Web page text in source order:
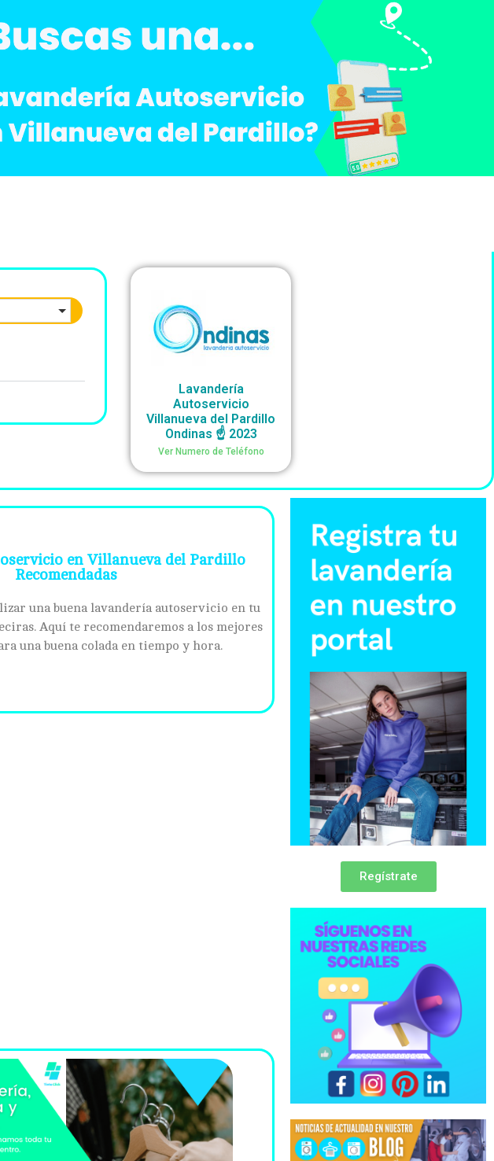
Lavandería
Autoservicio
Villanueva del Pardillo
Ondinas ☝️ 2023
Ver Numero de Teléfono
en Villanueva del Pardillo
Recomendadas
una buena lavandería autoservicio en tu
Aquí te recomendaremos a los mejores
una buena colada en tiempo y hora.
Regístrate